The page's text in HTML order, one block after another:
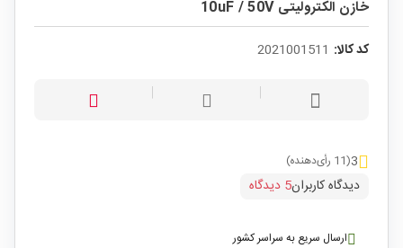
خازن الکترولیتی 10uF / 50V
کد کالا: 2021001511
3(11 رأی‌دهنده)
دیدگاه کاربران5 دیدگاه
ارسال سریع به سراسر کشور